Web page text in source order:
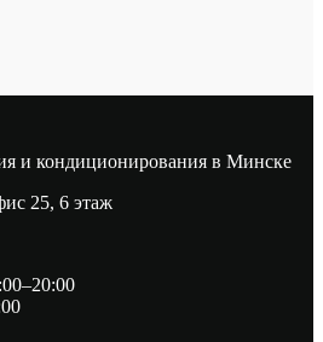
и кондиционирования в Минске
25, 6 этаж